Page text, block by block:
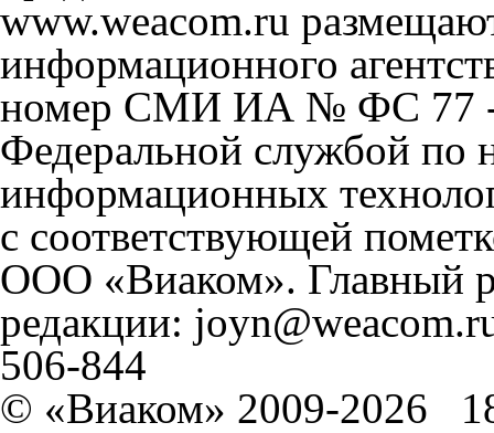
www.weacom.ru
информационного
номер СМИ ИА № ФС 77 -
Федеральной службой по
информационных
с соответствующей
ООО «Виаком». Главный
редакции:
506-844
© «Виаком» 2009-2026